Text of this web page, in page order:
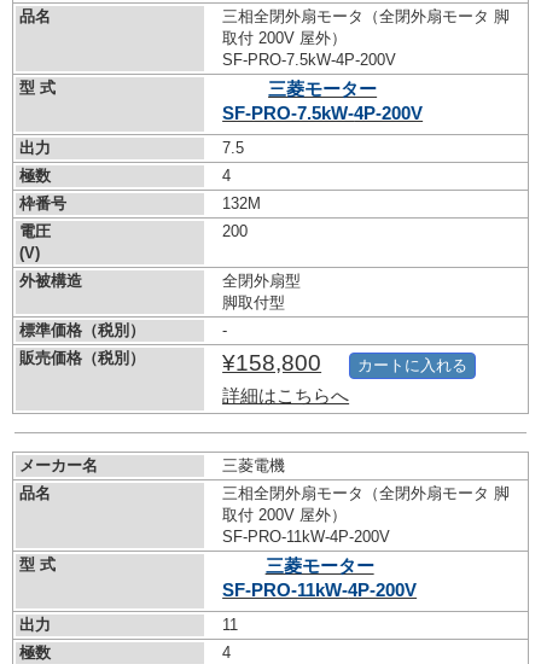
品名
三相全閉外扇モータ（全閉外扇モータ 脚
取付 200V 屋外）
SF-PRO-7.5kW-4P-200V
型 式
三菱モーター
SF-PRO-7.5kW-4P-200V
出力
7.5
極数
4
枠番号
132M
電圧
(V)
200
外被構造
全閉外扇型
脚取付型
標準価格（税別）
-
販売価格（税別）
¥158,800
詳細はこちらへ
カートに入れる
メーカー名
三菱電機
品名
三相全閉外扇モータ（全閉外扇モータ 脚
取付 200V 屋外）
SF-PRO-11kW-4P-200V
型 式
三菱モーター
SF-PRO-11kW-4P-200V
出力
11
極数
4